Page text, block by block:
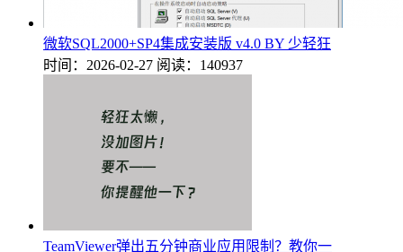
微软SQL2000+SP4集成安装版 v4.0 BY 少轻狂
时间：2026-02-27 阅读：140937
TeamViewer弹出五分钟商业应用限制？教你一